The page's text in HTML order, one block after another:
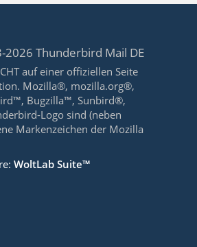
Thunderbird Mail DE
auf einer offiziellen Seite
Mozilla®, mozilla.org®,
Bugzilla™, Sunbird®,
Logo sind (neben
Markenzeichen der Mozilla
WoltLab Suite™